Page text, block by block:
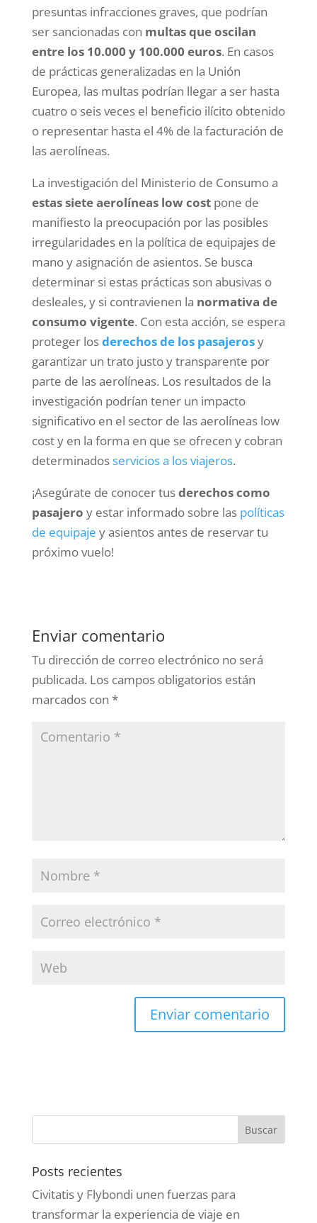
presuntas infracciones graves, que podrían
ser sancionadas con multas que oscilan
entre los 10.000 y 100.000 euros. En casos
de prácticas generalizadas en la Unión
Europea, las multas podrían llegar a ser hasta
cuatro o seis veces el beneficio ilícito obtenido
o representar hasta el 4% de la facturación de
las aerolíneas.
La investigación del Ministerio de Consumo a
estas siete aerolíneas low costpone de
manifiesto la preocupación por las posibles
irregularidades en la política de equipajes de
mano y asignación de asientos. Se busca
determinar si estas prácticas son abusivas o
desleales, y si contravienen la normativa de
consumo vigente. Con esta acción, se espera
proteger losderechos de los pasajerosy
garantizar un trato justo y transparente por
parte de las aerolíneas. Los resultados de la
investigación podrían tener un impacto
significativo en el sector de las aerolíneas low
cost y en la forma en que se ofrecen y cobran
determinadosservicios a los viajeros.
¡Asegúrate de conocer tusderechos como
pasajero y estar informado sobre las políticas
de equipaje y asientos antes de reservar tu
próximo vuelo!
Enviar comentario
Tu dirección de correo electrónico no será
publicada. Los campos obligatorios están
marcados con *
Posts recientes
Civitatis y Flybondi unen fuerzas para
transformar la experiencia de viaje en